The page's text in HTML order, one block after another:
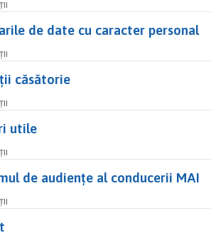
de date cu caracter personal
căsătorie
utile
de audiențe al conducerii MAI